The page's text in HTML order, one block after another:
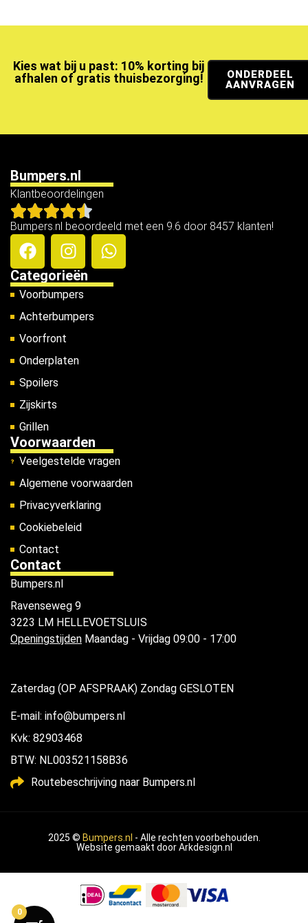
Kies wat bij u past: 10% korting bij
afhalen of gratis thuisbezorging!
ONDERDEEL
AANVRAGEN
Bumpers.nl
Klantbeoordelingen
Bumpers.nl beoordeeld met een 9.6 door 8457 klanten!
Categorieën
Voorbumpers
Achterbumpers
Voorfront
Onderplaten
Spoilers
Zijskirts
Grillen
Voorwaarden
Veelgestelde vragen
Algemene voorwaarden
Privacyverklaring
Cookiebeleid
Contact
Contact
Bumpers.nl
Ravenseweg 9
3223 LM HELLEVOETSLUIS
Openingstijden Maandag - Vrijdag 09:00 - 17:00
Zaterdag (OP AFSPRAAK) Zondag GESLOTEN
E-mail: info@bumpers.nl
Kvk: 82903468
BTW: NL003521158B36
Routebeschrijving naar Bumpers.nl
2025 © Bumpers.nl - Alle rechten voorbehouden.
Website gemaakt doorArkdesign.nl
0